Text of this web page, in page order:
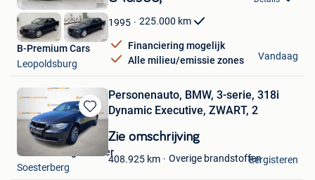
Mijn
Favorieten1995 225.000 km
Financiering mogelijk
Alle milieu/emissie zones
B-Premium Cars
Leopoldsburg
Vandaag
Bewaren
in
Mijn
Favorieten
Personenauto, BMW, 3-serie, 318i
Dynamic Executive, ZWART, 2
Zie omschrijving
408.925 km Overige brandstoffen
Onlineveilingmeester
Soesterberg
Eergisteren